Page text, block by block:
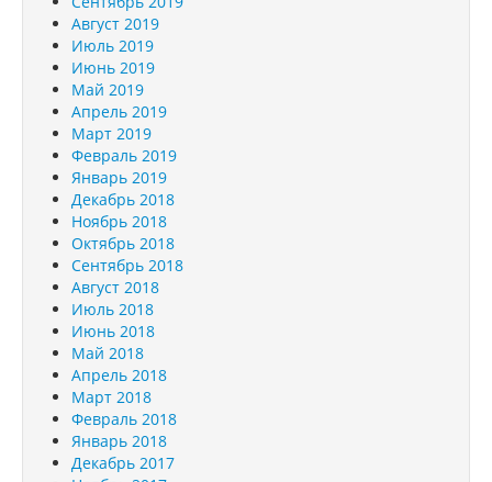
Август 2019
Июль 2019
Июнь 2019
Май 2019
Апрель 2019
Март 2019
Февраль 2019
Январь 2019
Декабрь 2018
Ноябрь 2018
Октябрь 2018
Сентябрь 2018
Август 2018
Июль 2018
Июнь 2018
Май 2018
Апрель 2018
Март 2018
Февраль 2018
Январь 2018
Декабрь 2017